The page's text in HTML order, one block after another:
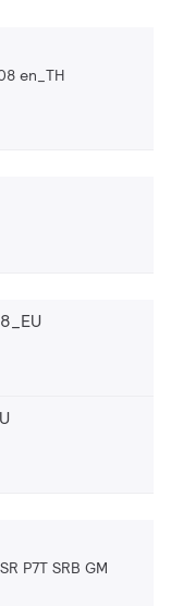
en_TH
P7T SRB GM